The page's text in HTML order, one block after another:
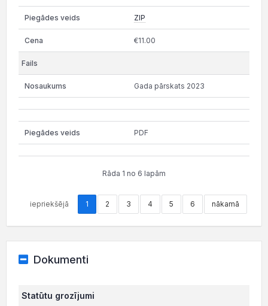
ZIP
€11.00
Gada pārskats 2023
PDF
Rāda 1 no 6 lapām
iepriekšējā 1 2 3 4 5 6 nākamā
Dokumenti
Statūtu grozījumi